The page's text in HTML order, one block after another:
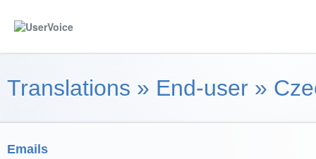
Translations » End-user »
Emails